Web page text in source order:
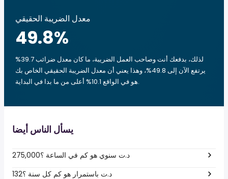
معدل الضريبة الحقيقي
49.8%
لذلك، بدفعك أنت وصاحب العمل الضريبة، ما كان معدل ضرائب 39.7%
يرتفع الآن إلى 49.8%، وهذا يعني أن معدل الضريبة الحقيقي الخاص بك
هو في الواقع 10.1% أعلى من ما بدا في البداية.
يسأل الناس أيضا
275,000د.ت سنوي هو كم في الساعة ؟
132د.ت باستمرار هو كم كل سنة ؟